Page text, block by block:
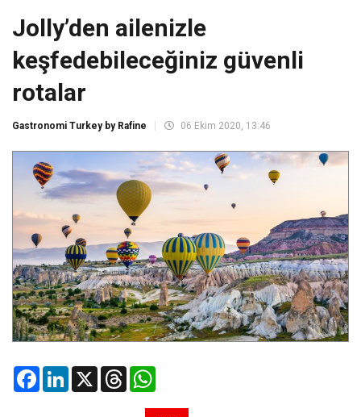
Jolly’den ailenizle
keşfedebileceğiniz güvenli
rotalar
Gastronomi Turkey by Rafine 06 Ekim 2020, 13:46
FacebookLinkedIn
X Threads